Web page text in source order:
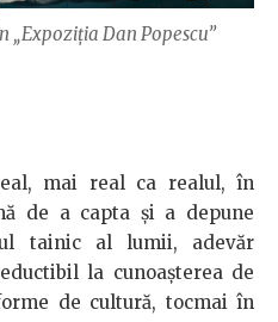
Dan Popescu”
mai real ca realul, în
de a capta şi a depune
tainic al lumii, adevăr
la cunoaşterea de
de cultură, tocmai în